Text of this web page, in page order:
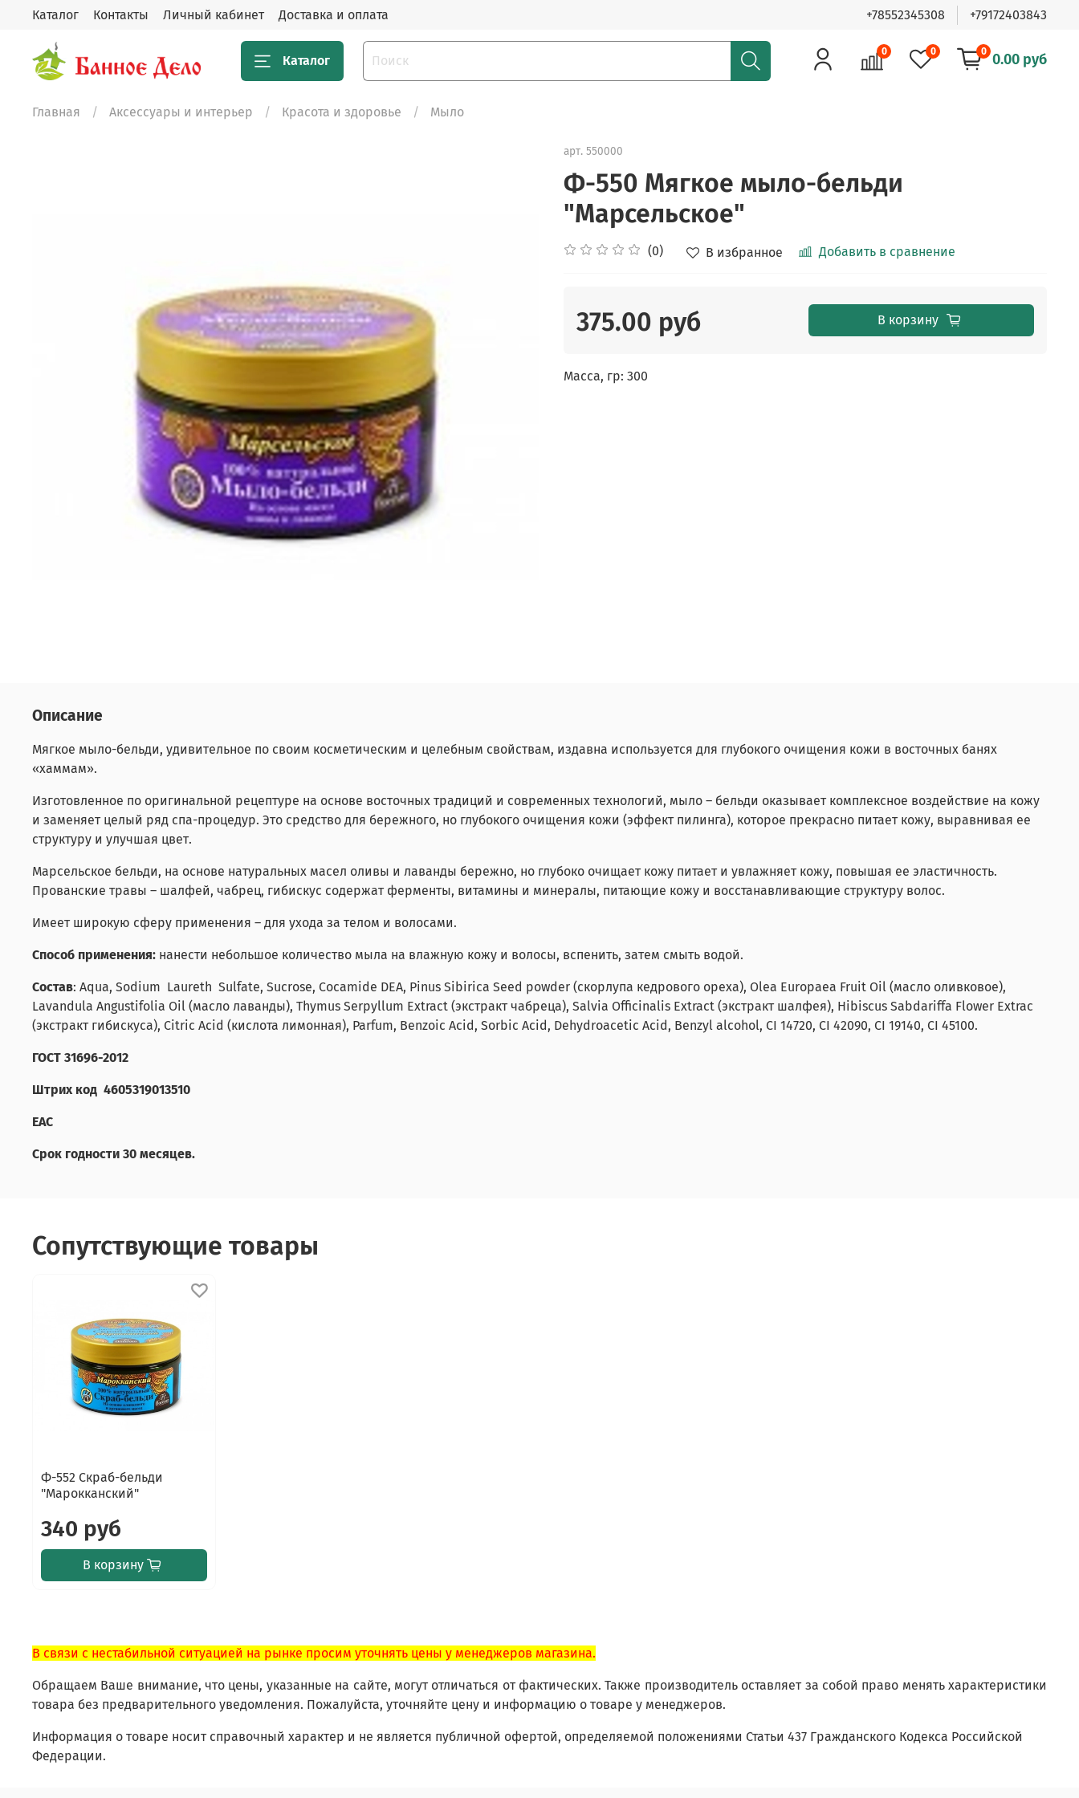
Каталог Контакты Личный кабинет Доставка и оплата +78552345308 +79172403843
Каталог
0 0 0 0.00 руб
Главная Аксессуары и интерьер Красота и здоровье Мыло
арт. 550000
Ф-550 Мягкое мыло-бельди
"Марсельское"
(0) В избранное Добавить в сравнение
375.00 руб В корзину
Масса, гр: 300
Описание
Мягкое мыло-бельди, удивительное по своим косметическим и целебным свойствам, издавна используется для глубокого очищения кожи в восточных банях
«хаммам».
Изготовленное по оригинальной рецептуре на основе восточных традиций и современных технологий, мыло – бельди оказывает комплексное воздействие на кожу
и заменяет целый ряд спа-процедур. Это средство для бережного, но глубокого очищения кожи (эффект пилинга), которое прекрасно питает кожу, выравнивая ее
структуру и улучшая цвет.
Марсельское бельди, на основе натуральных масел оливы и лаванды бережно, но глубоко очищает кожу питает и увлажняет кожу, повышая ее эластичность.
Прованские травы – шалфей, чабрец, гибискус содержат ферменты, витамины и минералы, питающие кожу и восстанавливающие структуру волос.
Имеет широкую сферу применения – для ухода за телом и волосами.
Способ применения: нанести небольшое количество мыла на влажную кожу и волосы, вспенить, затем смыть водой.
Состав: Aqua, Sodium Laureth Sulfate, Sucrose, Cocamide DEA, Pinus Sibirica Seed powder (скорлупа кедрового ореха), Olea Europaea Fruit Oil (масло оливковое),
Lavandula Angustifolia Oil (масло лаванды), Thymus Serpyllum Extract (экстракт чабреца), Salvia Officinalis Extract (экстракт шалфея), Hibiscus Sabdariffa Flower Extrac
(экстракт гибискуса), Citric Acid (кислота лимонная), Parfum, Benzoic Acid, Sorbic Acid, Dehydroacetic Acid, Benzyl alcohol, CI 14720, CI 42090, CI 19140, CI 45100.
ГОСТ 31696-2012
Штрих код 4605319013510
ЕАС
Срок годности 30 месяцев.
Сопутствующие товары
Ф-552 Скраб-бельди
"Марокканский"
340 руб
В корзину
В связи с нестабильной ситуацией на рынке просим уточнять цены у менеджеров магазина.
Обращаем Ваше внимание, что цены, указанные на сайте, могут отличаться от фактических. Также производитель оставляет за собой право менять характеристики
товара без предварительного уведомления. Пожалуйста, уточняйте цену и информацию о товаре у менеджеров.
Информация о товаре носит справочный характер и не является публичной офертой, определяемой положениями Статьи 437 Гражданского Кодекса Российской
Федерации.